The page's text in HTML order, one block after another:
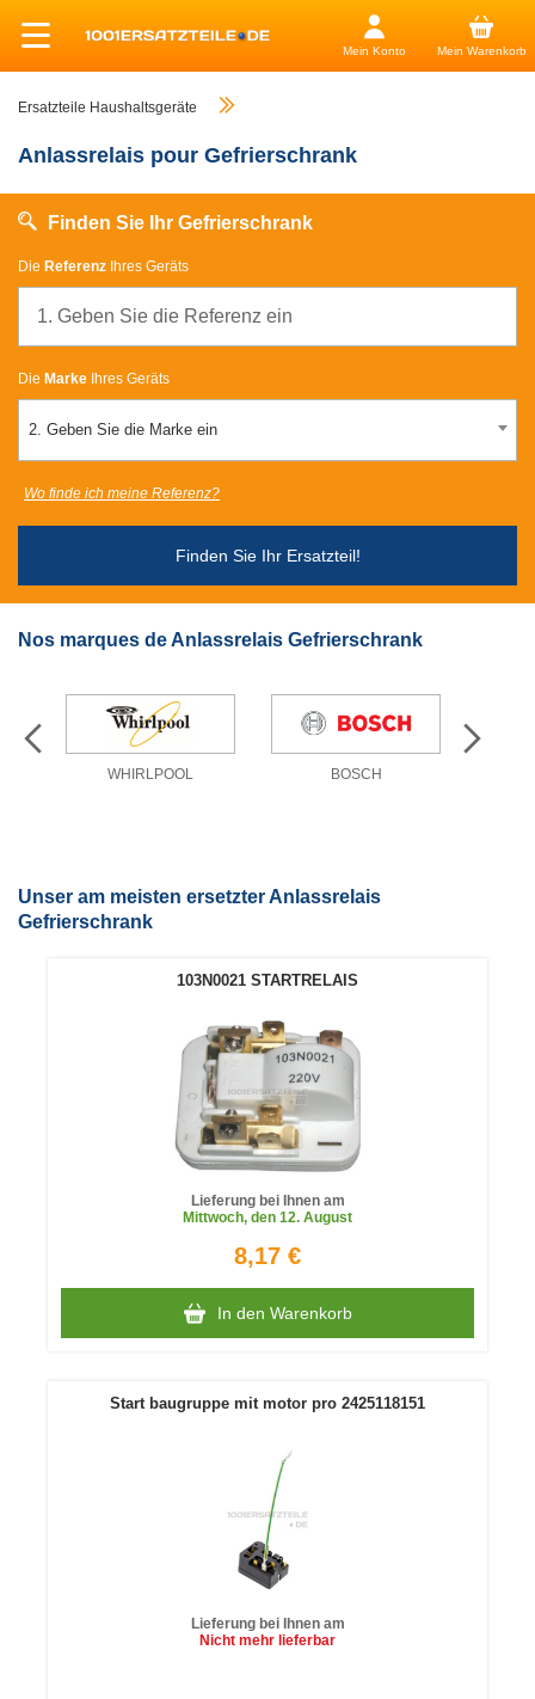
Mein Konto Mein Warenkorb
Ersatzteile Haushaltsgeräte
Anlassrelais pour Gefrierschrank
Finden Sie Ihr Gefrierschrank
Die Referenz Ihres Geräts
Die Marke Ihres Geräts
2. Geben Sie die Marke ein
Finden Sie Ihr Ersatzteil!
Wo finde ich meine Referenz?
Nos marques de Anlassrelais Gefrierschrank
WHIRLPOOL BOSCH
Unser am meisten ersetzter Anlassrelais
Gefrierschrank
103N0021 STARTRELAIS
Lieferung bei Ihnen am
Mittwoch, den 12. August
8,17 €
In den Warenkorb
Start baugruppe mit motor pro 2425118151
Lieferung bei Ihnen am
Nicht mehr lieferbar